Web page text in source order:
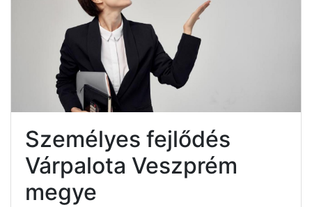
Személyes fejlődés
Várpalota Veszprém
megye